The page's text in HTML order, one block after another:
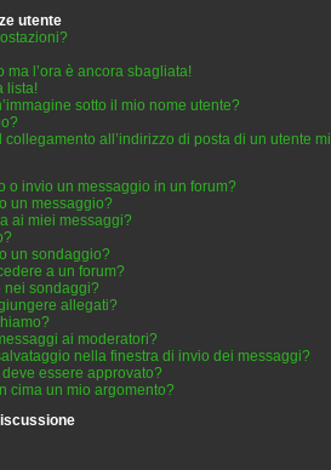
utente
ma l’ora è ancora sbagliata!
lista!
sotto il mio nome utente?
collegamento all’indirizzo di posta di un utente
o invio un messaggio in un forum?
un messaggio?
ai miei messaggi?
un sondaggio?
a un forum?
nei sondaggi?
allegati?
ai moderatori?
nella finestra di invio dei messaggi?
essere approvato?
cima un mio argomento?